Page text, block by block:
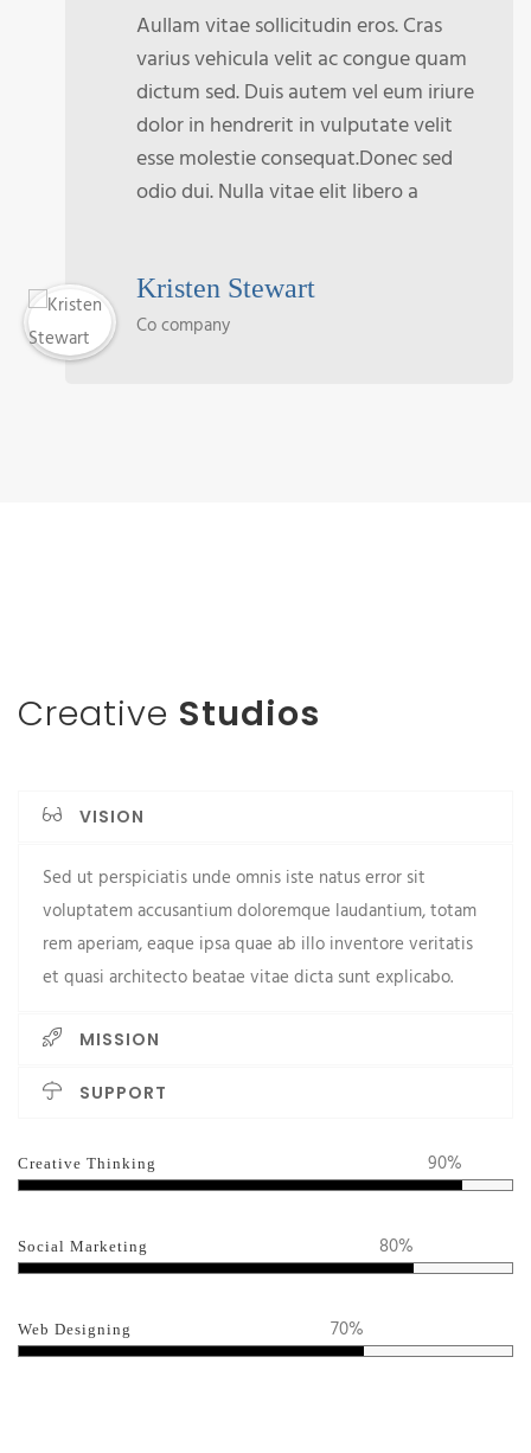
Aullam vitae sollicitudin eros. Cras
varius vehicula velit ac congue quam
dictum sed. Duis autem vel eum iriure
dolor in hendrerit in vulputate velit
esse molestie consequat.Donec sed
odio dui. Nulla vitae elit libero a
Kristen Stewart
Co company
Creative Studios
VISION
Sed ut perspiciatis unde omnis iste natus error sit
voluptatem accusantium doloremque laudantium, totam
rem aperiam, eaque ipsa quae ab illo inventore veritatis
et quasi architecto beatae vitae dicta sunt explicabo.
MISSION
SUPPORT
Creative Thinking 90%
Social Marketing 80%
Web Designing 70%